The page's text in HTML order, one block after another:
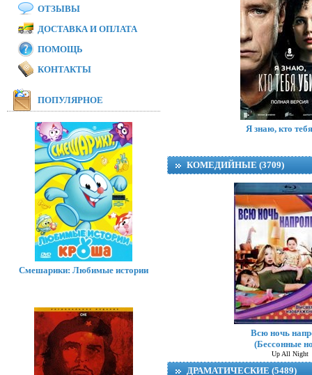
Я знаю, кто
Радар (сериал
КОМЕДИЙНЫЕ (3709)
Всю ночь
(Бессонные
Up All Night
ДРАМАТИЧЕСКИЕ (5489)
ОТЗЫВЫ
ДОСТАВКА И ОПЛАТА
ПОМОЩЬ
КОНТАКТЫ
ПОПУЛЯРНОЕ
Смешарики: Любимые истории